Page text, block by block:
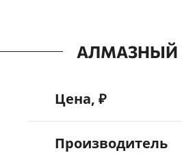
АЛМАЗНЫЙ
Цена, ₽
Производитель